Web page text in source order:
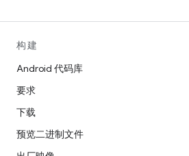
构建
Android 代码库
要求
下载
预览二进制文件